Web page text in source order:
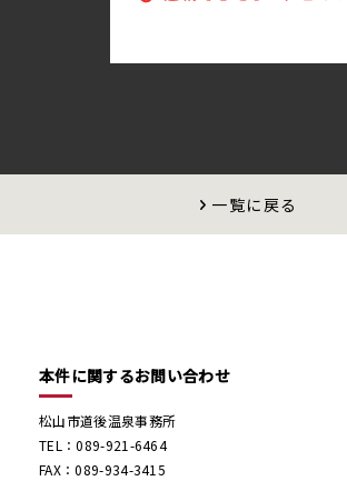
一覧に戻る
本件に関するお問い合わせ
松山市道後温泉事務所
TEL：089-921-6464
FAX：089-934-3415